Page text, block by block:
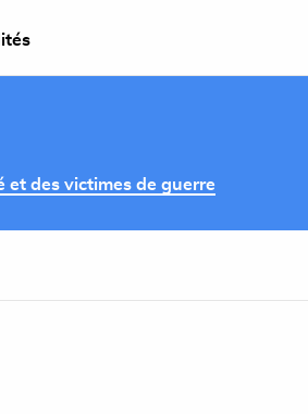
et des victimes de guerre